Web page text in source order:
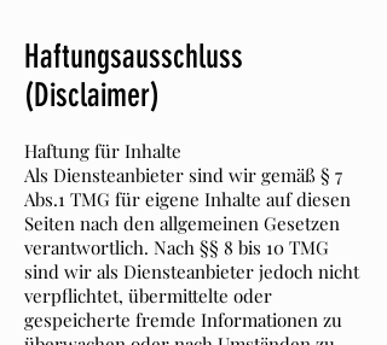
Haftungsausschluss
(Disclaimer)
Haftung für Inhalte
Als Diensteanbieter sind wir gemäß § 7
Abs.1 TMG für eigene Inhalte auf diesen
Seiten nach den allgemeinen Gesetzen
verantwortlich. Nach §§ 8 bis 10 TMG
sind wir als Diensteanbieter jedoch nicht
verpflichtet, übermittelte oder
gespeicherte fremde Informationen zu